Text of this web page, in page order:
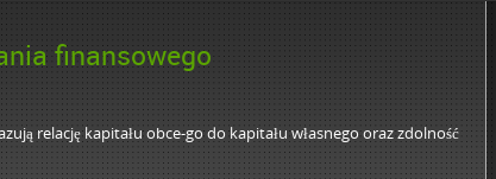
finansowego
relację kapitału obce-go do kapitału własnego oraz zdolność